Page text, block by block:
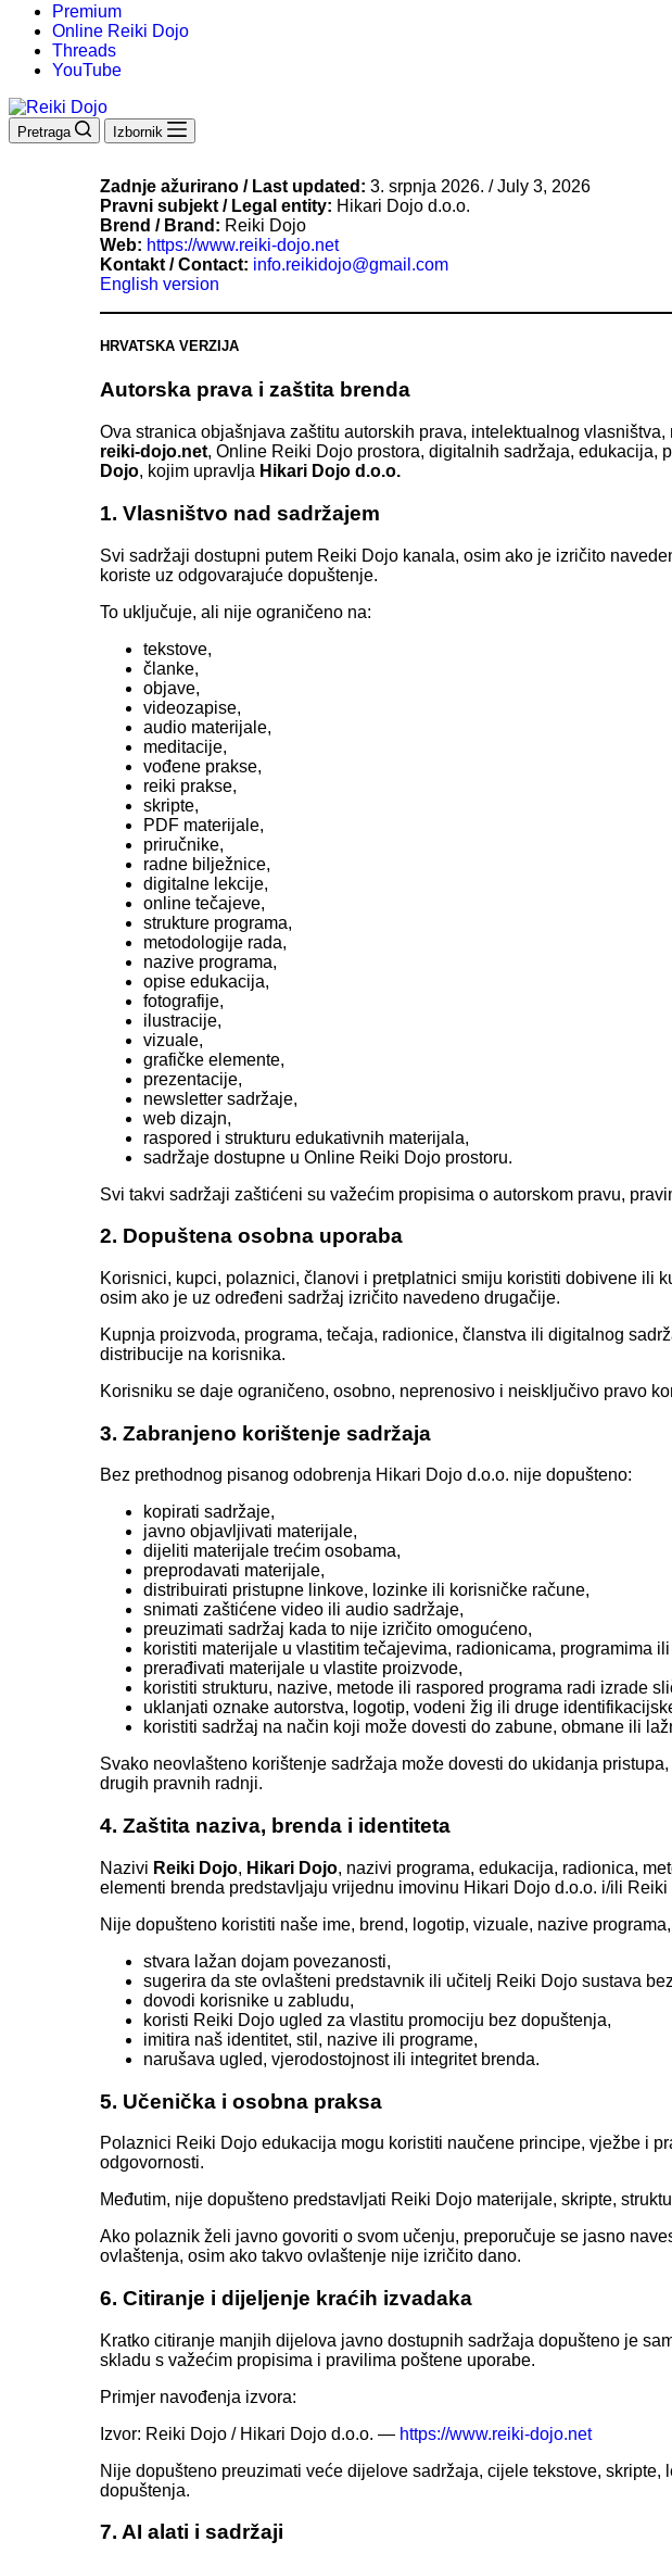
Premium
Online Reiki Dojo
Threads
YouTube
Pretraga Izbornik
Zadnje ažurirano / Last updated: 3. srpnja 2026. / July 3, 2026
Pravni subjekt / Legal entity: Hikari Dojo d.o.o.
Brend / Brand: Reiki Dojo
Web: https://www.reiki-dojo.net
Kontakt / Contact: info.reikidojo@gmail.com
English version
HRVATSKA VERZIJA
Autorska prava i zaštita brenda
Ova stranica objašnjava zaštitu autorskih prava, intelektualnog
reiki-dojo.net, Online Reiki Dojo prostora, digitalnih sadržaja, edukacija,
Dojo, kojim upravlja Hikari Dojo d.o.o.
1. Vlasništvo nad sadržajem
Svi sadržaji dostupni putem Reiki Dojo kanala, osim ako je izričito
koriste uz odgovarajuće dopuštenje.
To uključuje, ali nije ograničeno na:
tekstove,
članke,
objave,
videozapise,
audio materijale,
meditacije,
vođene prakse,
reiki prakse,
skripte,
PDF materijale,
priručnike,
radne bilježnice,
digitalne lekcije,
online tečajeve,
strukture programa,
metodologije rada,
nazive programa,
opise edukacija,
fotografije,
ilustracije,
vizuale,
grafičke elemente,
prezentacije,
newsletter sadržaje,
web dizajn,
raspored i strukturu edukativnih materijala,
sadržaje dostupne u Online Reiki Dojo prostoru.
Svi takvi sadržaji zaštićeni su važećim propisima o autorskom pravu,
2. Dopuštena osobna uporaba
Korisnici, kupci, polaznici, članovi i pretplatnici smiju koristiti dobivene ili
osim ako je uz određeni sadržaj izričito navedeno drugačije.
Kupnja proizvoda, programa, tečaja, radionice, članstva ili digitalnog
distribucije na korisnika.
Korisniku se daje ograničeno, osobno, neprenosivo i neisključivo pravo
3. Zabranjeno korištenje sadržaja
Bez prethodnog pisanog odobrenja Hikari Dojo d.o.o. nije dopušteno:
kopirati sadržaje,
javno objavljivati materijale,
dijeliti materijale trećim osobama,
preprodavati materijale,
distribuirati pristupne linkove, lozinke ili korisničke račune,
snimati zaštićene video ili audio sadržaje,
preuzimati sadržaj kada to nije izričito omogućeno,
koristiti materijale u vlastitim tečajevima, radionicama, programima
prerađivati materijale u vlastite proizvode,
koristiti strukturu, nazive, metode ili raspored programa radi izrade
uklanjati oznake autorstva, logotip, vodeni žig ili druge
koristiti sadržaj na način koji može dovesti do zabune, obmane ili
Svako neovlašteno korištenje sadržaja može dovesti do ukidanja
drugih pravnih radnji.
4. Zaštita naziva, brenda i identiteta
Nazivi Reiki Dojo, Hikari Dojo, nazivi programa, edukacija, radionica,
elementi brenda predstavljaju vrijednu imovinu Hikari Dojo d.o.o. i/ili Reiki
Nije dopušteno koristiti naše ime, brend, logotip, vizuale, nazive
stvara lažan dojam povezanosti,
sugerira da ste ovlašteni predstavnik ili učitelj Reiki Dojo sustava
dovodi korisnike u zabludu,
koristi Reiki Dojo ugled za vlastitu promociju bez dopuštenja,
imitira naš identitet, stil, nazive ili programe,
narušava ugled, vjerodostojnost ili integritet brenda.
5. Učenička i osobna praksa
Polaznici Reiki Dojo edukacija mogu koristiti naučene principe, vježbe i
odgovornosti.
Međutim, nije dopušteno predstavljati Reiki Dojo materijale, skripte,
Ako polaznik želi javno govoriti o svom učenju, preporučuje se jasno
ovlaštenja, osim ako takvo ovlaštenje nije izričito dano.
6. Citiranje i dijeljenje kraćih izvadaka
Kratko citiranje manjih dijelova javno dostupnih sadržaja dopušteno je
skladu s važećim propisima i pravilima poštene uporabe.
Primjer navođenja izvora:
Izvor: Reiki Dojo / Hikari Dojo d.o.o. — https://www.reiki-dojo.net
Nije dopušteno preuzimati veće dijelove sadržaja, cijele tekstove,
dopuštenja.
7. AI alati i sadržaji